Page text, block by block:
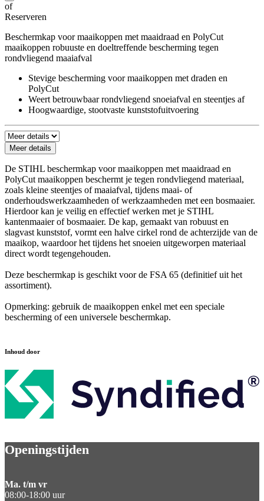
of
Reserveren
Beschermkap voor maaikoppen met maaidraad en PolyCut
maaikoppen robuuste en doeltreffende bescherming tegen
rondvliegend maaiafval
Stevige bescherming voor maaikoppen met draden en
PolyCut
Weert betrouwbaar rondvliegend snoeiafval en steentjes af
Hoogwaardige, stootvaste kunststofuitvoering
Meer details
De STIHL beschermkap voor maaikoppen met maaidraad en
PolyCut maaikoppen beschermt je tegen rondvliegend materiaal,
zoals kleine steentjes of maaiafval, tijdens maai- of
onderhoudswerkzaamheden of werkzaamheden met een bosmaaier.
Hierdoor kan je veilig en effectief werken met je STIHL
kantenmaaier of bosmaaier. De kap, gemaakt van robuust en
slagvast kunststof, vormt een halve cirkel rond de achterzijde van de
maaikop, waardoor het tijdens het snoeien uitgeworpen materiaal
direct wordt tegengehouden.
Deze beschermkap is geschikt voor de FSA 65 (definitief uit het
assortiment).
Opmerking: gebruik de maaikoppen enkel met een speciale
bescherming of een universele beschermkap.
Inhoud door
Openingstijden
Ma. t/m vr
08:00-18:00 uur